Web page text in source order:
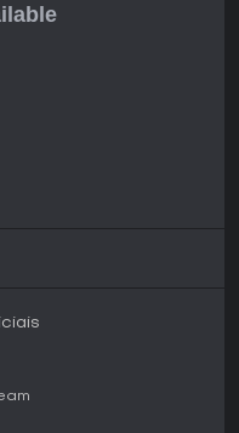
de conteúdo